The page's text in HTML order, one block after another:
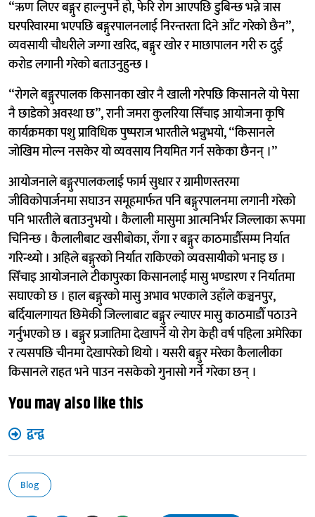
“ऋण लिएर बङ्गुर हाल्नुपर्ने हो, फेरि रोग आएपछि डुबिन्छ भन्ने त्रास
घरपरिवारमा भएपछि बङ्गुरपालनलाई निरन्तरता दिने आँट गरेको छैन”,
व्यवसायी चौधरीले जग्गा खरिद, बङ्गुर खोर र माछापालन गरी रु दुई
करोड लगानी गरेको बताउनुहुन्छ ।
“रोगले बङ्गुरपालक किसानका खोर नै खाली गरेपछि किसानले यो पेसा
नै छाडेको अवस्था छ”, रानी जमरा कुलरिया सिँचाइ आयोजना कृषि
कार्यक्रमका पशु प्राविधिक पुष्पराज भारतीले भन्नुभयो, “किसानले
जोखिम मोल्न नसकेर यो व्यवसाय नियमित गर्न सकेका छैनन् ।”
आयोजनाले बङ्गुरपालकलाई फार्म सुधार र ग्रामीणस्तरमा
जीविकोपार्जनमा सघाउन समूहमार्फत पनि बङ्गुरपालनमा लगानी गरेको
पनि भारतीले बताउनुभयो । कैलाली मासुमा आत्मनिर्भर जिल्लाका रूपमा
चिनिन्छ । कैलालीबाट खसीबोका, राँगा र बङ्गुर काठमाडौँसम्म निर्यात
गरिन्थ्यो । अहिले बङ्गुरको निर्यात राकिएको व्यवसायीको भनाइ छ ।
सिँचाइ आयोजनाले टीकापुरका किसानलाई मासु भण्डारण र निर्यातमा
सघाएको छ । हाल बङ्गुरको मासु अभाव भएकाले उहाँले कञ्चनपुर,
बर्दियालगायत छिमेकी जिल्लाबाट बङ्गुर ल्याएर मासु काठमाडौँ पठाउने
गर्नुभएको छ । बङ्गुर प्रजातिमा देखापर्ने यो रोग केही वर्ष पहिला अमेरिका
र त्यसपछि चीनमा देखापरेको थियो । यसरी बङ्गुर मरेका कैलालीका
किसानले राहत भने पाउन नसकेको गुनासो गर्ने गरेका छन् ।
You may also like this
द्वन्द्व
Blog